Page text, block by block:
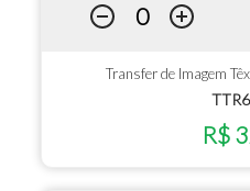
Transfer de Imagem
R$